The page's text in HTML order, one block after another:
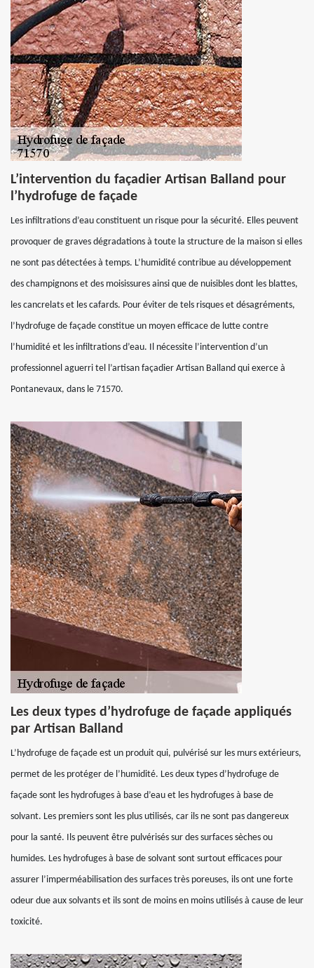
L’intervention du façadier Artisan Balland pour
l’hydrofuge de façade
Les infiltrations d’eau constituent un risque pour la sécurité. Elles peuvent
provoquer de graves dégradations à toute la structure de la maison si elles
ne sont pas détectées à temps. L’humidité contribue au développement
des champignons et des moisissures ainsi que de nuisibles dont les blattes,
les cancrelats et les cafards. Pour éviter de tels risques et désagréments,
l’hydrofuge de façade constitue un moyen efficace de lutte contre
l’humidité et les infiltrations d’eau. Il nécessite l’intervention d’un
professionnel aguerri tel l’artisan façadier Artisan Balland qui exerce à
Pontanevaux, dans le 71570.
Les deux types d’hydrofuge de façade appliqués
par Artisan Balland
L’hydrofuge de façade est un produit qui, pulvérisé sur les murs extérieurs,
permet de les protéger de l’humidité. Les deux types d’hydrofuge de
façade sont les hydrofuges à base d’eau et les hydrofuges à base de
solvant. Les premiers sont les plus utilisés, car ils ne sont pas dangereux
pour la santé. Ils peuvent être pulvérisés sur des surfaces sèches ou
humides. Les hydrofuges à base de solvant sont surtout efficaces pour
assurer l’imperméabilisation des surfaces très poreuses, ils ont une forte
odeur due aux solvants et ils sont de moins en moins utilisés à cause de leur
toxicité.